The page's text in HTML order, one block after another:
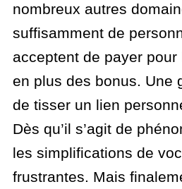
nombreux autres
suffisamment de
acceptent de payer
en plus des bonus. Une
de tisser un lien
Dès qu’il s’agit de
les simplifications de
frustrantes. Mais